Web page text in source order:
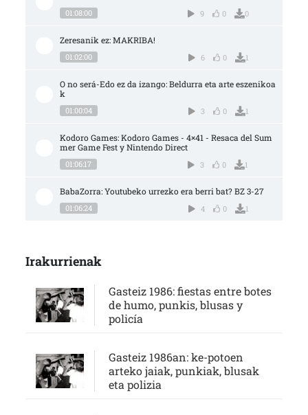
01:08:00 9 0 0
Zeresanik ez: MAKRIBA!
01:02:00 6 0 1
O no será-Edo ez da izango: Beldurra eta arte eszenikoa
k
01:00:04 3 0 1
Kodoro Games: Kodoro Games - 4×41 - Resaca del Sum
mer Game Fest y Nintendo Direct
01:06:17 3 0 1
BabaZorra: Youtubeko urrezko era berri bat? BZ 3-27
01:06:24 4 0 1
Irakurrienak
Gasteiz 1986: fiestas entre botes
de humo, punkis, blusas y
policía
Gasteiz 1986an: ke-potoen
arteko jaiak, punkiak, blusak
eta polizia